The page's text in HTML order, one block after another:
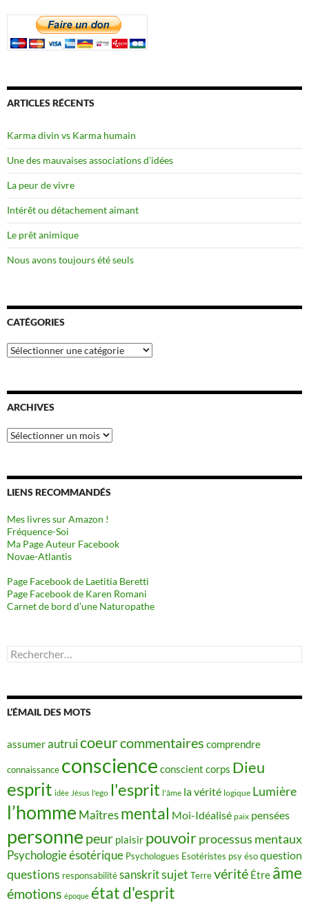
ARTICLES RÉCENTS
Karma divin vs Karma humain
Une des mauvaises associations d’idées
La peur de vivre
Intérêt ou détachement aimant
Le prêt animique
Nous avons toujours été seuls
CATÉGORIES
Catégories
ARCHIVES
Archives
LIENS RECOMMANDÉS
Mes livres sur Amazon !
Fréquence-Soi
Ma Page Auteur Facebook
Novae-Atlantis
Page Facebook de Laetitia Beretti
Page Facebook de Karen Romani
Carnet de bord d’une Naturopathe
Rechercher :
L’ÉMAIL DES MOTS
assumerautruicoeurcommentaires comprendre
connaissance conscience conscient corps Dieu
esprit idée Jésus l'ego l'esprit l'âme la vérité logique Lumière
l’homme Maîtres mental Moi-Idéalisé paix pensées
personne peur plaisir pouvoirprocessus mentaux
Psychologie ésotérique Psychologues Esotéristes psy ésoquestion
questions responsabilitésanskritsujet Terrevérité Être âme
émotions époque état d'esprit